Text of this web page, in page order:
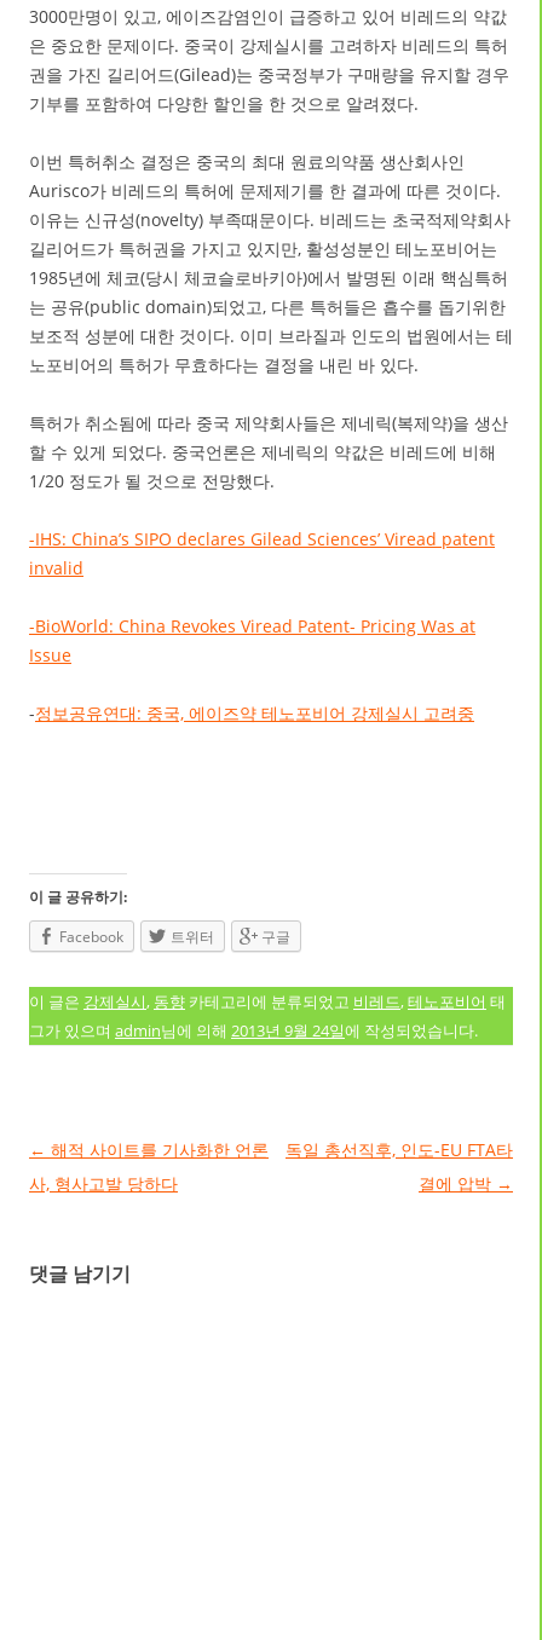
3000만명이 있고, 에이즈감염인이 급증하고 있어 비레드의 약값
은 중요한 문제이다. 중국이 강제실시를 고려하자 비레드의 특허
권을 가진 길리어드(Gilead)는 중국정부가 구매량을 유지할 경우
기부를 포함하여 다양한 할인을 한 것으로 알려졌다.
이번 특허취소 결정은 중국의 최대 원료의약품 생산회사인
Aurisco가 비레드의 특허에 문제제기를 한 결과에 따른 것이다.
이유는 신규성(novelty) 부족때문이다. 비레드는 초국적제약회사
길리어드가 특허권을 가지고 있지만, 활성성분인 테노포비어는
1985년에 체코(당시 체코슬로바키아)에서 발명된 이래 핵심특허
는 공유(public domain)되었고, 다른 특허들은 흡수를 돕기위한
보조적 성분에 대한 것이다. 이미 브라질과 인도의 법원에서는 테
노포비어의 특허가 무효하다는 결정을 내린 바 있다.
특허가 취소됨에 따라 중국 제약회사들은 제네릭(복제약)을 생산
할 수 있게 되었다. 중국언론은 제네릭의 약값은 비레드에 비해
1/20 정도가 될 것으로 전망했다.
-IHS: China’s SIPO declares Gilead Sciences’ Viread patent
invalid
-BioWorld: China Revokes Viread Patent- Pricing Was at
Issue
-정보공유연대: 중국, 에이즈약 테노포비어 강제실시 고려중
이 글 공유하기:
Facebook
트위터 구글
이 글은 강제실시, 동향 카테고리에 분류되었고 비레드,테노포비어 태
그가 있으며 admin님에 의해 2013년 9월 24일에 작성되었습니다.
글 네비게이션
← 해적 사이트를 기사화한 언론
사, 형사고발 당하다
독일 총선직후, 인도-EU FTA타
결에 압박 →
댓글 남기기